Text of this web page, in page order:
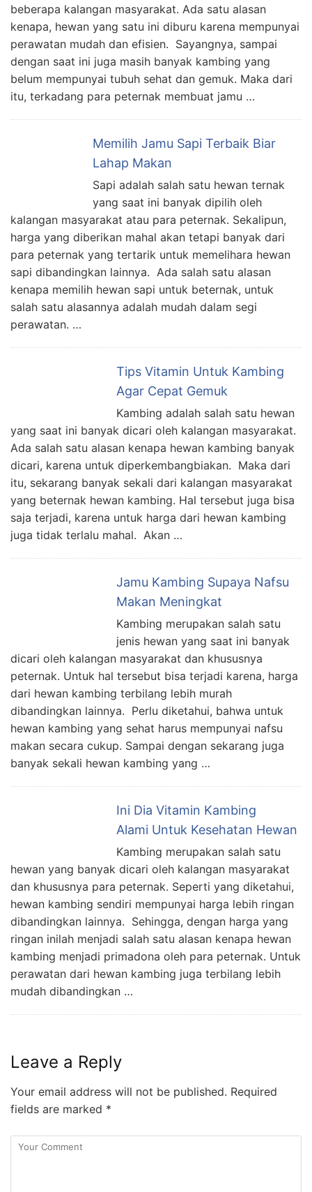
beberapa kalangan masyarakat. Ada satu alasan
kenapa, hewan yang satu ini diburu karena mempunyai
perawatan mudah dan efisien. Sayangnya, sampai
dengan saat ini juga masih banyak kambing yang
belum mempunyai tubuh sehat dan gemuk. Maka dari
itu, terkadang para peternak membuat jamu …
Memilih Jamu Sapi Terbaik Biar
Lahap Makan
Sapi adalah salah satu hewan ternak
yang saat ini banyak dipilih oleh
kalangan masyarakat atau para peternak. Sekalipun,
harga yang diberikan mahal akan tetapi banyak dari
para peternak yang tertarik untuk memelihara hewan
sapi dibandingkan lainnya. Ada salah satu alasan
kenapa memilih hewan sapi untuk beternak, untuk
salah satu alasannya adalah mudah dalam segi
perawatan. …
Tips Vitamin Untuk Kambing
Agar Cepat Gemuk
Kambing adalah salah satu hewan
yang saat ini banyak dicari oleh kalangan masyarakat.
Ada salah satu alasan kenapa hewan kambing banyak
dicari, karena untuk diperkembangbiakan. Maka dari
itu, sekarang banyak sekali dari kalangan masyarakat
yang beternak hewan kambing. Hal tersebut juga bisa
saja terjadi, karena untuk harga dari hewan kambing
juga tidak terlalu mahal. Akan …
Jamu Kambing Supaya Nafsu
Makan Meningkat
Kambing merupakan salah satu
jenis hewan yang saat ini banyak
dicari oleh kalangan masyarakat dan khususnya
peternak. Untuk hal tersebut bisa terjadi karena, harga
dari hewan kambing terbilang lebih murah
dibandingkan lainnya. Perlu diketahui, bahwa untuk
hewan kambing yang sehat harus mempunyai nafsu
makan secara cukup. Sampai dengan sekarang juga
banyak sekali hewan kambing yang …
Ini Dia Vitamin Kambing
Alami Untuk Kesehatan Hewan
Kambing merupakan salah satu
hewan yang banyak dicari oleh kalangan masyarakat
dan khususnya para peternak. Seperti yang diketahui,
hewan kambing sendiri mempunyai harga lebih ringan
dibandingkan lainnya. Sehingga, dengan harga yang
ringan inilah menjadi salah satu alasan kenapa hewan
kambing menjadi primadona oleh para peternak. Untuk
perawatan dari hewan kambing juga terbilang lebih
mudah dibandingkan …
Leave a Reply
Your email address will not be published. Required
fields are marked *